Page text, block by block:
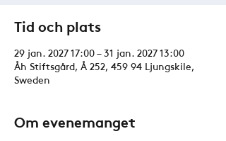
Tid och plats
29 jan. 2027 17:00 – 31 jan. 2027 13:00
Åh Stiftsgård, Å 252, 459 94 Ljungskile,
Sweden
Om evenemanget